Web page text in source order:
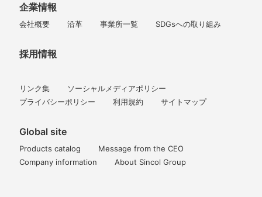
企業情報
会社概要 沿革 事業所一覧 SDGsへの取り組み
採用情報
リンク集
ソーシャルメディアポリシー
プライバシーポリシー
利用規約 サイトマップ
Global site
Products catalog
Message from the CEO
Company information
About Sincol Group